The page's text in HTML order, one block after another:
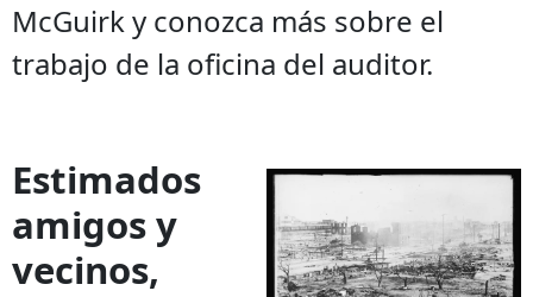
McGuirk y conozca más sobre el
trabajo de la oficina del auditor.
Estimados
amigos y
vecinos,